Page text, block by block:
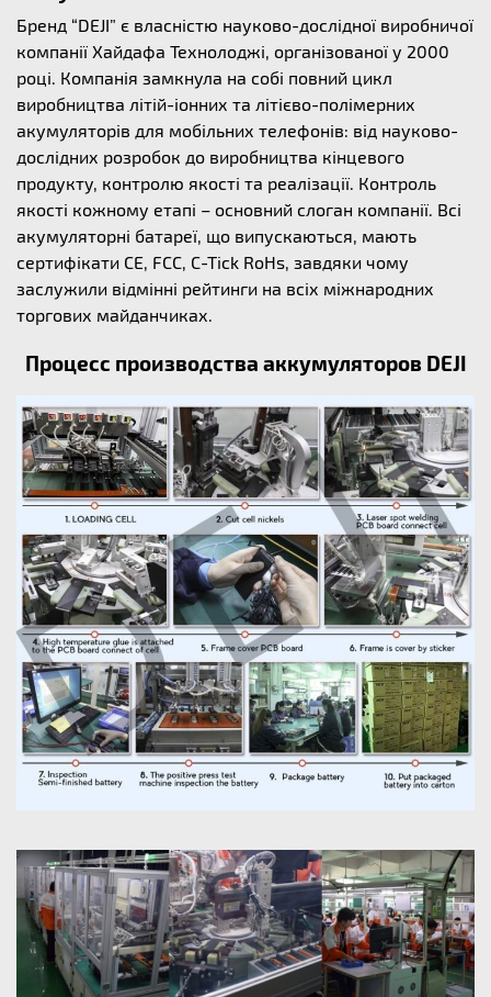
Бренд “DEJI” є власністю науково-дослідної виробничої
компанії Хайдафа Технолоджі, організованої у 2000
році. Компанія замкнула на собі повний цикл
виробництва літій-іонних та літієво-полімерних
акумуляторів для мобільних телефонів: від науково-
дослідних розробок до виробництва кінцевого
продукту, контролю якості та реалізації. Контроль
якості кожному етапі – основний слоган компанії. Всі
акумуляторні батареї, що випускаються, мають
сертифікати CE, FCC, C-Tick RoHs, завдяки чому
заслужили відмінні рейтинги на всіх міжнародних
торгових майданчиках.
Процесс производства аккумуляторов DEJI